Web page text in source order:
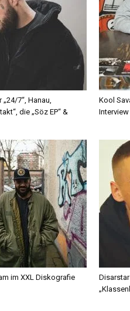
7“, Hanau,
die „Söz EP“ &
Kool
Interview
im XXL Diskografie